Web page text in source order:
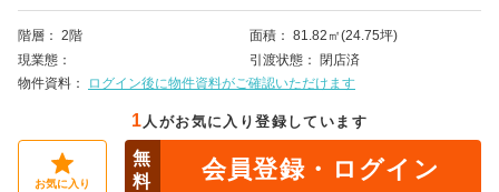
階層 2階 面積
81.82㎡(24.75坪)
現業態
引渡状態
閉店済
物件資料
ログイン後に物件資料がご確認いただけます
1 人がお気に入り登録しています
お気に入り
無
料
会員登録・ログイン